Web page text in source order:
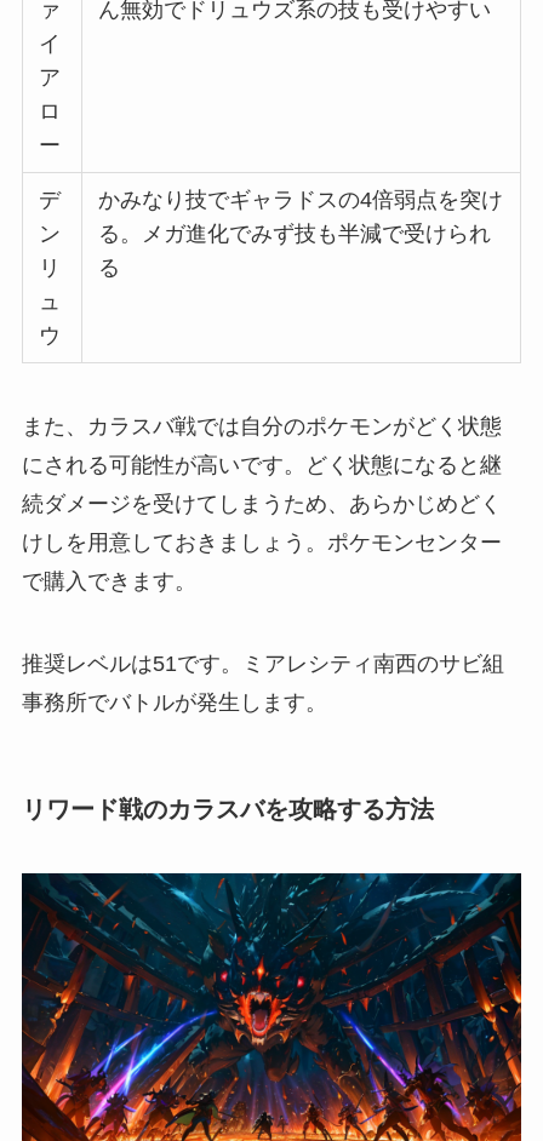
ァ
イ
ア
ロ
ー
ん無効でドリュウズ系の技も受けやすい
デ
ン
リ
ュ
ウ
かみなり技でギャラドスの4倍弱点を突け
る。メガ進化でみず技も半減で受けられ
る
また、カラスバ戦では自分のポケモンがどく状態
にされる可能性が高いです。どく状態になると継
続ダメージを受けてしまうため、あらかじめどく
けしを用意しておきましょう。ポケモンセンター
で購入できます。
推奨レベルは51です。ミアレシティ南西のサビ組
事務所でバトルが発生します。
リワード戦のカラスバを攻略する方法